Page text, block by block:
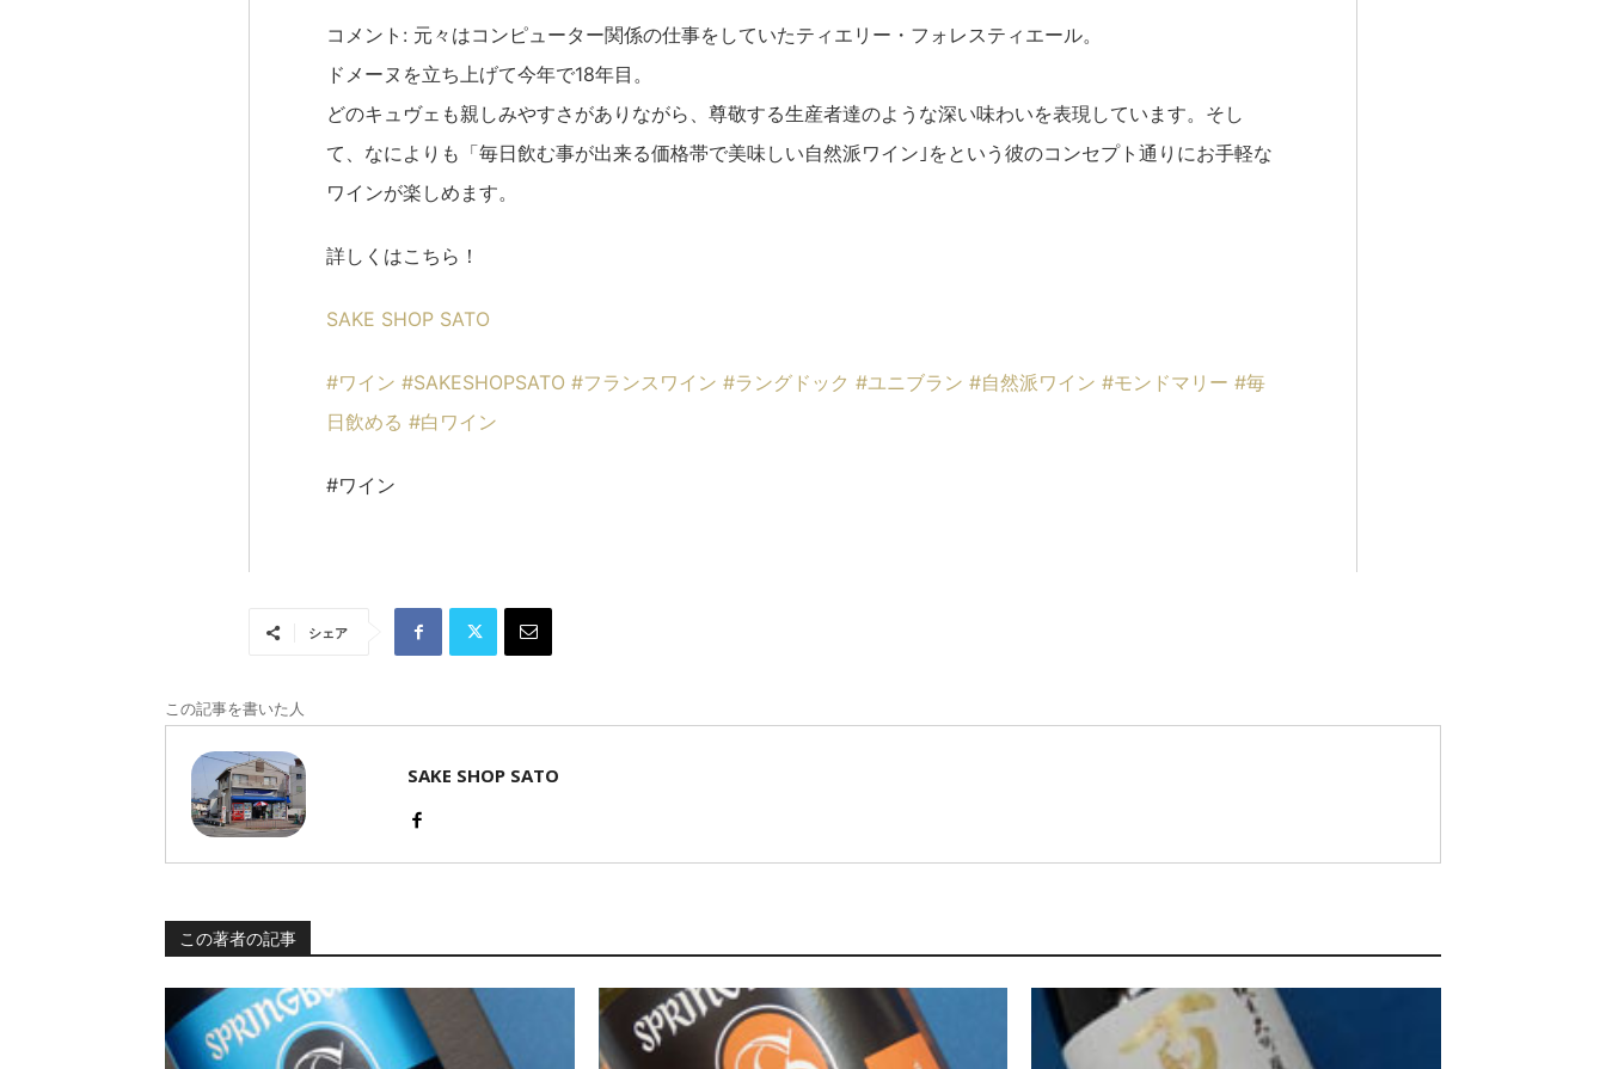
コメント: 元々はコンピューター関係の仕事をしていたティエリー・フォレスティエール。
ドメーヌを立ち上げて今年で18年目。
どのキュヴェも親しみやすさがありながら、尊敬する生産者達のような深い味わいを表現しています。そし
て、なによりも「毎日飲む事が出来る価格帯で美味しい自然派ワイン｣をという彼のコンセプト通りにお手軽な
ワインが楽しめます。
詳しくはこちら！
SAKE SHOP SATO
#ワイン #SAKESHOPSATO #フランスワイン #ラングドック #ユニブラン #自然派ワイン #モンドマリー #毎
日飲める #白ワイン
#ワイン
シェア
この記事を書いた人
SAKE SHOP SATO
この著者の記事